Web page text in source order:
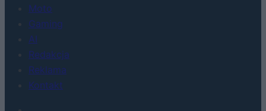
Moto
Gaming
AI
Redakcja
Reklama
Kontakt